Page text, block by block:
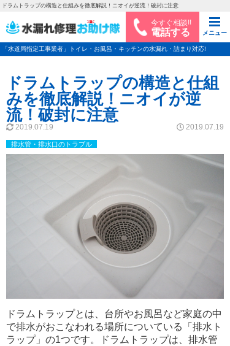
ドラムトラップの構造と仕組みを徹底解説！ニオイが逆流！破封に注意
今すぐ相談!!
電話する メニュー
「水道局指定工事業者」トイレ・お風呂・キッチンの水漏れ・詰まり対応!
ドラムトラップの構造と仕組
みを徹底解説！ニオイが逆
流！破封に注意
2019.07.19 2019.07.19
排水管・排水口のトラブル
ドラムトラップとは、台所やお風呂など家庭の中
で排水がおこなわれる場所についている「排水ト
ラップ」の1つです。ドラムトラップは、排水管